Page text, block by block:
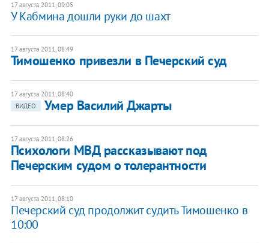
17 августа 2011, 09:05
У Кабмина дошли руки до шахт
17 августа 2011, 08:49
Тимошенко привезли в Печерский суд
17 августа 2011, 08:40
ВИДЕО
Умер Василий Джарты
17 августа 2011, 08:26
Психологи МВД рассказывают под
Печерским судом о толерантности
17 августа 2011, 08:10
Печерский суд продолжит судить Тимошенко в
10:00